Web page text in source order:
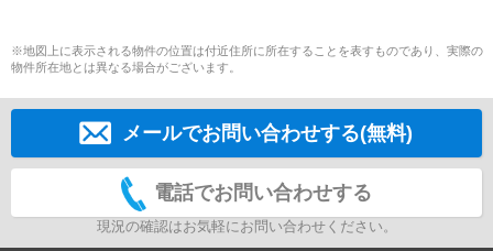
※地図上に表示される物件の位置は付近住所に所在することを表すものであり、実際の
物件所在地とは異なる場合がございます。
メールでお問い合わせする(無料)
電話でお問い合わせする
現況の確認はお気軽にお問い合わせください。